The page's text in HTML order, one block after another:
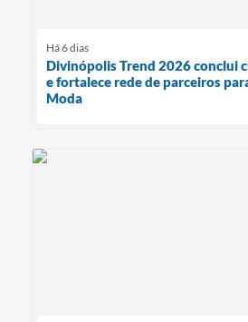
Há 6 dias
Divinópolis Trend 2026 conclui
e fortalece rede de parceiros
Moda